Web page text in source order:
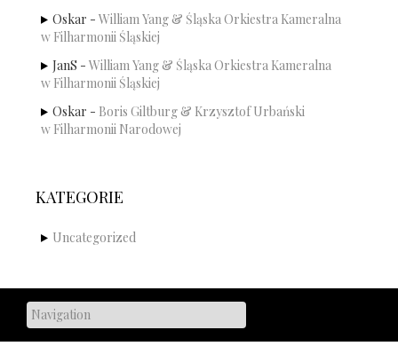
Oskar - William Yang & Śląska Orkiestra Kameralna
w Filharmonii Śląskiej
JanS - William Yang & Śląska Orkiestra Kameralna
w Filharmonii Śląskiej
Oskar - Boris Giltburg & Krzysztof Urbański
w Filharmonii Narodowej
KATEGORIE
Uncategorized